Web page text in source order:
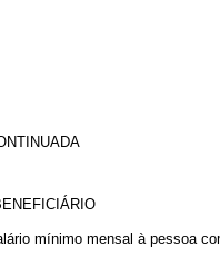
mínimo mensal à pessoa